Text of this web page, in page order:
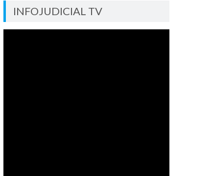
INFOJUDICIAL TV